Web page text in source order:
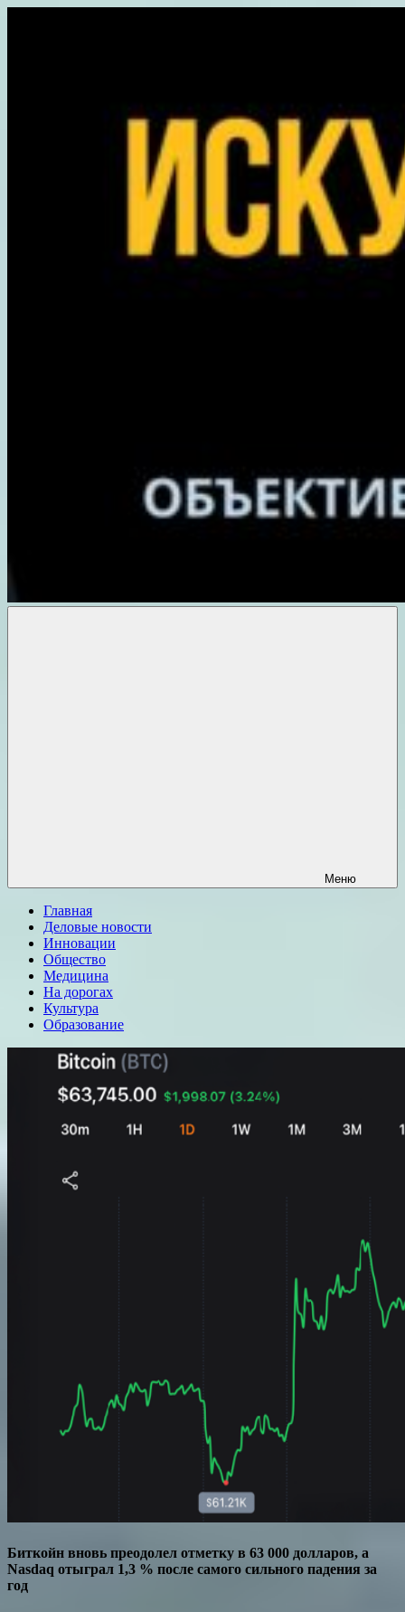
Меню
Главная
Деловые новости
Инновации
Общество
Медицина
На дорогах
Культура
Образование
Биткойн вновь преодолел отметку в 63 000 долларов, а
Nasdaq отыграл 1,3 % после самого сильного падения за
год